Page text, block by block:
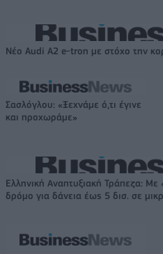
Νέο Audi A2 e-tron με στόχο την
Σασλόγλου: «Ξεχνάμε ό,τι έγινε
και προχωράμε»
Ελληνική Αναπτυξιακή Τράπεζα: Με
δρόμο για δάνεια έως 5 δισ. σε